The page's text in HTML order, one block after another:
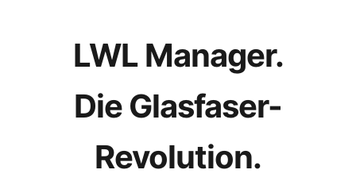
LWL Manager.
Die Glasfaser-
Revolution.